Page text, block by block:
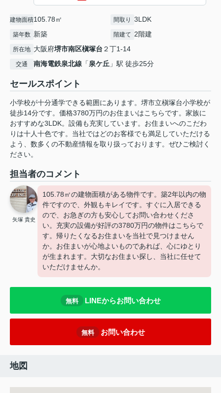
建物面積105.78㎡ 間取り 3LDK
築年数 新築 階建て 2階建
所在地 大阪府堺市南区槇塚台 ２丁1-14
交通 南海電鉄泉北線 「泉ケ丘 」駅 徒歩25分
セールスポイント
小学校が十分通学できる範囲にあります。堺市立槇塚台小学校が
徒歩14分です。価格3780万円のお住まいはこちらです。家族に
おすすめな3LDK。設備も充実しています。お住まいへのこだわ
りは十人十色です。当社ではどのお客様でも満足していただける
よう、数多くの不動産情報を取り扱っております。ぜひご検討く
ださい。
担当者のコメント
矢塚 貴史
105.78㎡の建物面積がある物件です。築2年以内の物
件ですので、外観もキレイです。すぐに入居できる
ので、お急ぎの方も安心してお問い合わせくださ
い。充実の設備が好評の3780万円の物件はこちらで
す。帰りたくなるお住まいを当社で見つけません
か。お住まいが心地よいものであれば、心にゆとり
が生まれます。大切なお住まい探し、当社に任せて
いただけませんか。
無料 LINEからお問い合わせ
無料 お問い合わせ
地図